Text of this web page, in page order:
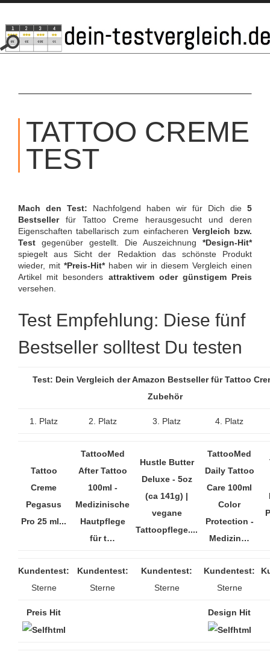
SKIP
CONTENT
TATTOO CREME
TEST
Mach den Test: Nachfolgend haben wir für Dich die 5
Bestsellerfür Tattoo Creme herausgesucht und deren
Eigenschaften tabellarisch zum einfacheren Vergleich bzw.
Test gegenüber gestellt. Die Auszeichnung *Design-Hit*
spiegelt aus Sicht der Redaktion das schönste Produkt
wieder, mit *Preis-Hit*haben wir in diesem Vergleich einen
Artikel mit besonders attraktivem oder günstigem Preis
versehen.
Test Empfehlung: Diese fünf
Bestseller solltest Du testen
Test: Dein Vergleich der Amazon Bestseller für Tattoo
Zubehör
1. Platz 2. Platz 3. Platz 4. Platz
Tattoo
Creme
Pegasus
Pro 25 ml...
TattooMed
After Tattoo
100ml -
Medizinische
Hautpflege
für t…
Hustle Butter
Deluxe - 5oz
(ca 141g) |
vegane
Tattoopflege....
TattooMed
Daily Tattoo
Care 100ml
Color
Protection -
Medizin…
Kundentest:
Sterne
Kundentest:
Sterne
Kundentest:
Sterne
Kundentest:
Sterne
Preis Hit Design Hit